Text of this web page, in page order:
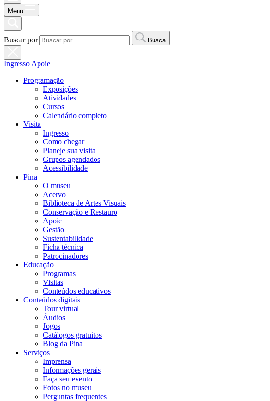
Menu
Buscar por Busca
Ingresso Apoie
Programação
Exposições
Atividades
Cursos
Calendário completo
Visita
Ingresso
Como chegar
Planeje sua visita
Grupos agendados
Acessibilidade
Pina
O museu
Acervo
Biblioteca de Artes Visuais
Conservação e Restauro
Apoie
Gestão
Sustentabilidade
Ficha técnica
Patrocinadores
Educação
Programas
Visitas
Conteúdos educativos​
Conteúdos digitais
Tour virtual
Áudios
Jogos
Catálogos gratuitos
Blog da Pina
Serviços
Imprensa
Informações gerais
Faça seu evento
Fotos no museu
Perguntas frequentes